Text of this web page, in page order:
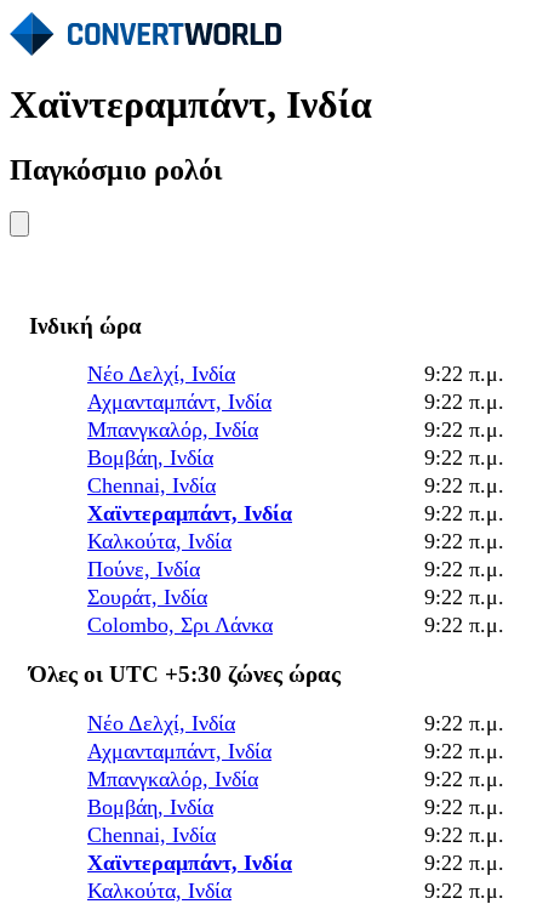
Χαϊντεραμπάντ, Ινδία
Παγκόσμιο ρολόι
Ινδική ώρα
Νέο Δελχί, Ινδία
9:22 π.μ.
Αχμανταμπάντ, Ινδία
9:22 π.μ.
Μπανγκαλόρ, Ινδία
9:22 π.μ.
Βομβάη, Ινδία
9:22 π.μ.
Chennai, Ινδία
9:22 π.μ.
Χαϊντεραμπάντ, Ινδία
9:22 π.μ.
Καλκούτα, Ινδία
9:22 π.μ.
Πούνε, Ινδία
9:22 π.μ.
Σουράτ, Ινδία
9:22 π.μ.
Colombo, Σρι Λάνκα
9:22 π.μ.
Όλες οι UTC +5:30 ζώνες ώρας
Νέο Δελχί, Ινδία
9:22 π.μ.
Αχμανταμπάντ, Ινδία
9:22 π.μ.
Μπανγκαλόρ, Ινδία
9:22 π.μ.
Βομβάη, Ινδία
9:22 π.μ.
Chennai, Ινδία
9:22 π.μ.
Χαϊντεραμπάντ, Ινδία
9:22 π.μ.
Καλκούτα, Ινδία
9:22 π.μ.